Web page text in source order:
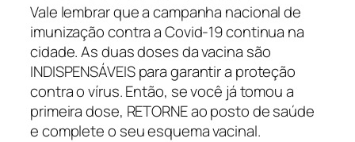
Vale lembrar que a campanha nacional de
imunização contra a Covid-19 continua na
cidade. As duas doses da vacina são
INDISPENSÁVEIS para garantir a proteção
contra o vírus. Então, se você já tomou a
primeira dose, RETORNE ao posto de saúde
e complete o seu esquema vacinal.